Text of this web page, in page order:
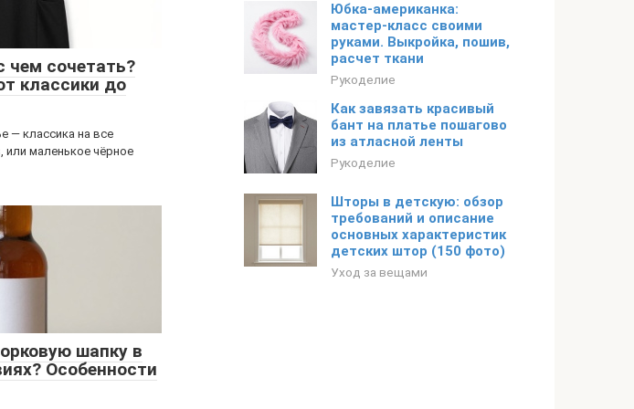
чем сочетать?
классики до
— классика на все
или маленькое чёрное
шапку в
Особенности
Юбка-американка:
мастер-класс своими
руками. Выкройка, пошив,
расчет ткани
Рукоделие
Как завязать красивый
бант на платье пошагово
из атласной ленты
Рукоделие
Шторы в детскую: обзор
требований и описание
основных характеристик
детских штор (150 фото)
Уход за вещами